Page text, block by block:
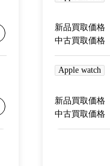
新品買取価格
中古買取価格
Apple watch
新品買取価格
中古買取価格